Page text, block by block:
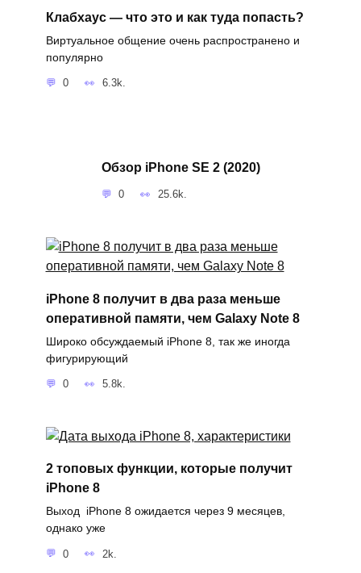
Клабхаус — что это и как туда попасть?
Виртуальное общение очень распространено и
популярно
0 6.3k.
Обзор iPhone SE 2 (2020)
0 25.6k.
iPhone 8 получит в два раза меньше
оперативной памяти, чем Galaxy Note 8
Широко обсуждаемый iPhone 8, так же иногда
фигурирующий
0 5.8k.
2 топовых функции, которые получит
iPhone 8
Выход iPhone 8 ожидается через 9 месяцев,
однако уже
0 2k.